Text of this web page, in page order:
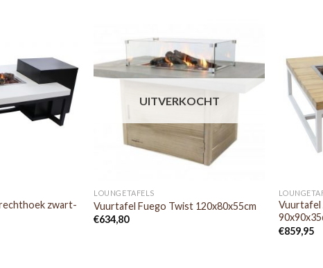
zwart-
UITVERKOCHT
LOUNGETAFELS
Vuurtafel Fuego Twist 120x80x55cm
€634,80
Vuurtafel
€859,95